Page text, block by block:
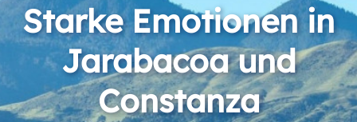
Starke Emotionen in
Jarabacoa und
Constanza